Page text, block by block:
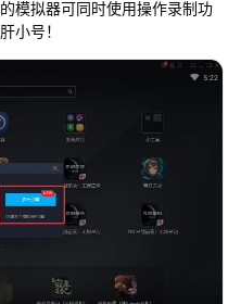
模拟器可同时使用操作录制功
小号！